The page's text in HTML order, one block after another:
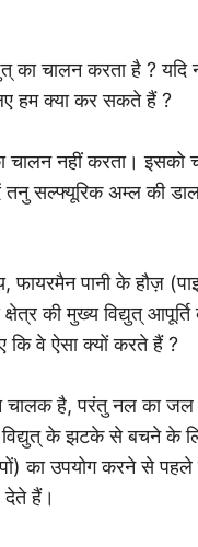
का चालन करता है ? यदि
हम क्या कर सकते हैं ?
चालन नहीं करता। इसको
सल्फ्यूरिक अम्ल की
पानी के हौज़
की मुख्य विद्युत्
कि वे ऐसा क्यों करते हैं ?
चालक है, परंतु नल का जल
के झटके से बचने के
का उपयोग करने से पहले
देते हैं।